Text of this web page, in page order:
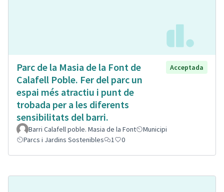
Parc de la Masia de la Font de
Calafell Poble. Fer del parc un
espai més atractiu i punt de
trobada per a les diferents
sensibilitats del barri.
Acceptada
Barri Calafell poble. Masia de la Font
Municipi
Parcs i Jardins Sostenibles
1 0